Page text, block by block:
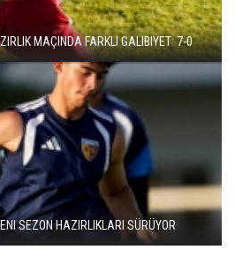
MAÇINDA FARKLI GALIBIYET: 7-0
SEZON HAZIRLIKLARI SÜRÜYOR